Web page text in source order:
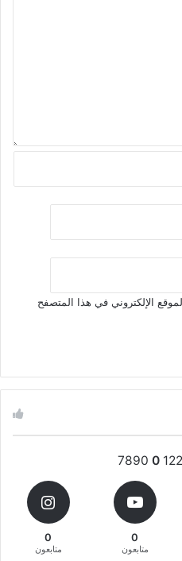
الإلكتروني في هذا المتصفح
0
0
متابعون
0
متابعون